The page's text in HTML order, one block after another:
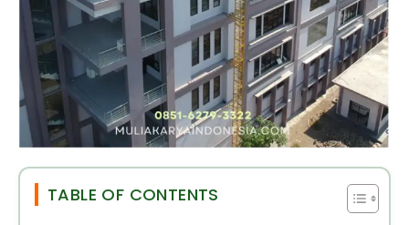
TABLE OF CONTENTS